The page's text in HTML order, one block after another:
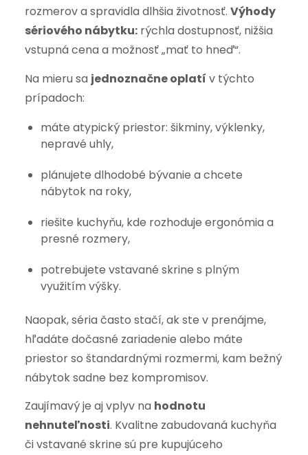
rozmerov a spravidla dlhšia životnosť. Výhody
sériového nábytku:rýchla dostupnosť, nižšia
vstupná cena a možnosť „mať to hneď“.
Na mieru sa jednoznačne oplatí v týchto
prípadoch:
máte atypický priestor: šikminy, výklenky,
nepravé uhly,
plánujete dlhodobé bývanie a chcete
nábytok na roky,
riešite kuchyňu, kde rozhoduje ergonómia a
presné rozmery,
potrebujete vstavané skrine s plným
využitím výšky.
Naopak, séria často stačí, ak ste v prenájme,
hľadáte dočasné zariadenie alebo máte
priestor so štandardnými rozmermi, kam bežný
nábytok sadne bez kompromisov.
Zaujímavý je aj vplyv na hodnotu
nehnuteľnosti. Kvalitne zabudovaná kuchyňa
či vstavané skrine sú pre kupujúceho